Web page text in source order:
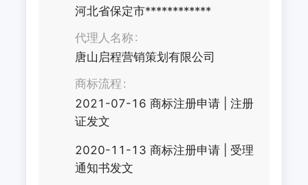
河北省保定市************
代理人名称
唐山启程营销策划有限公司
商标流程
2021-07-16 商标注册申请| 注册
证发文
2020-11-13 商标注册申请| 受理
通知书发文